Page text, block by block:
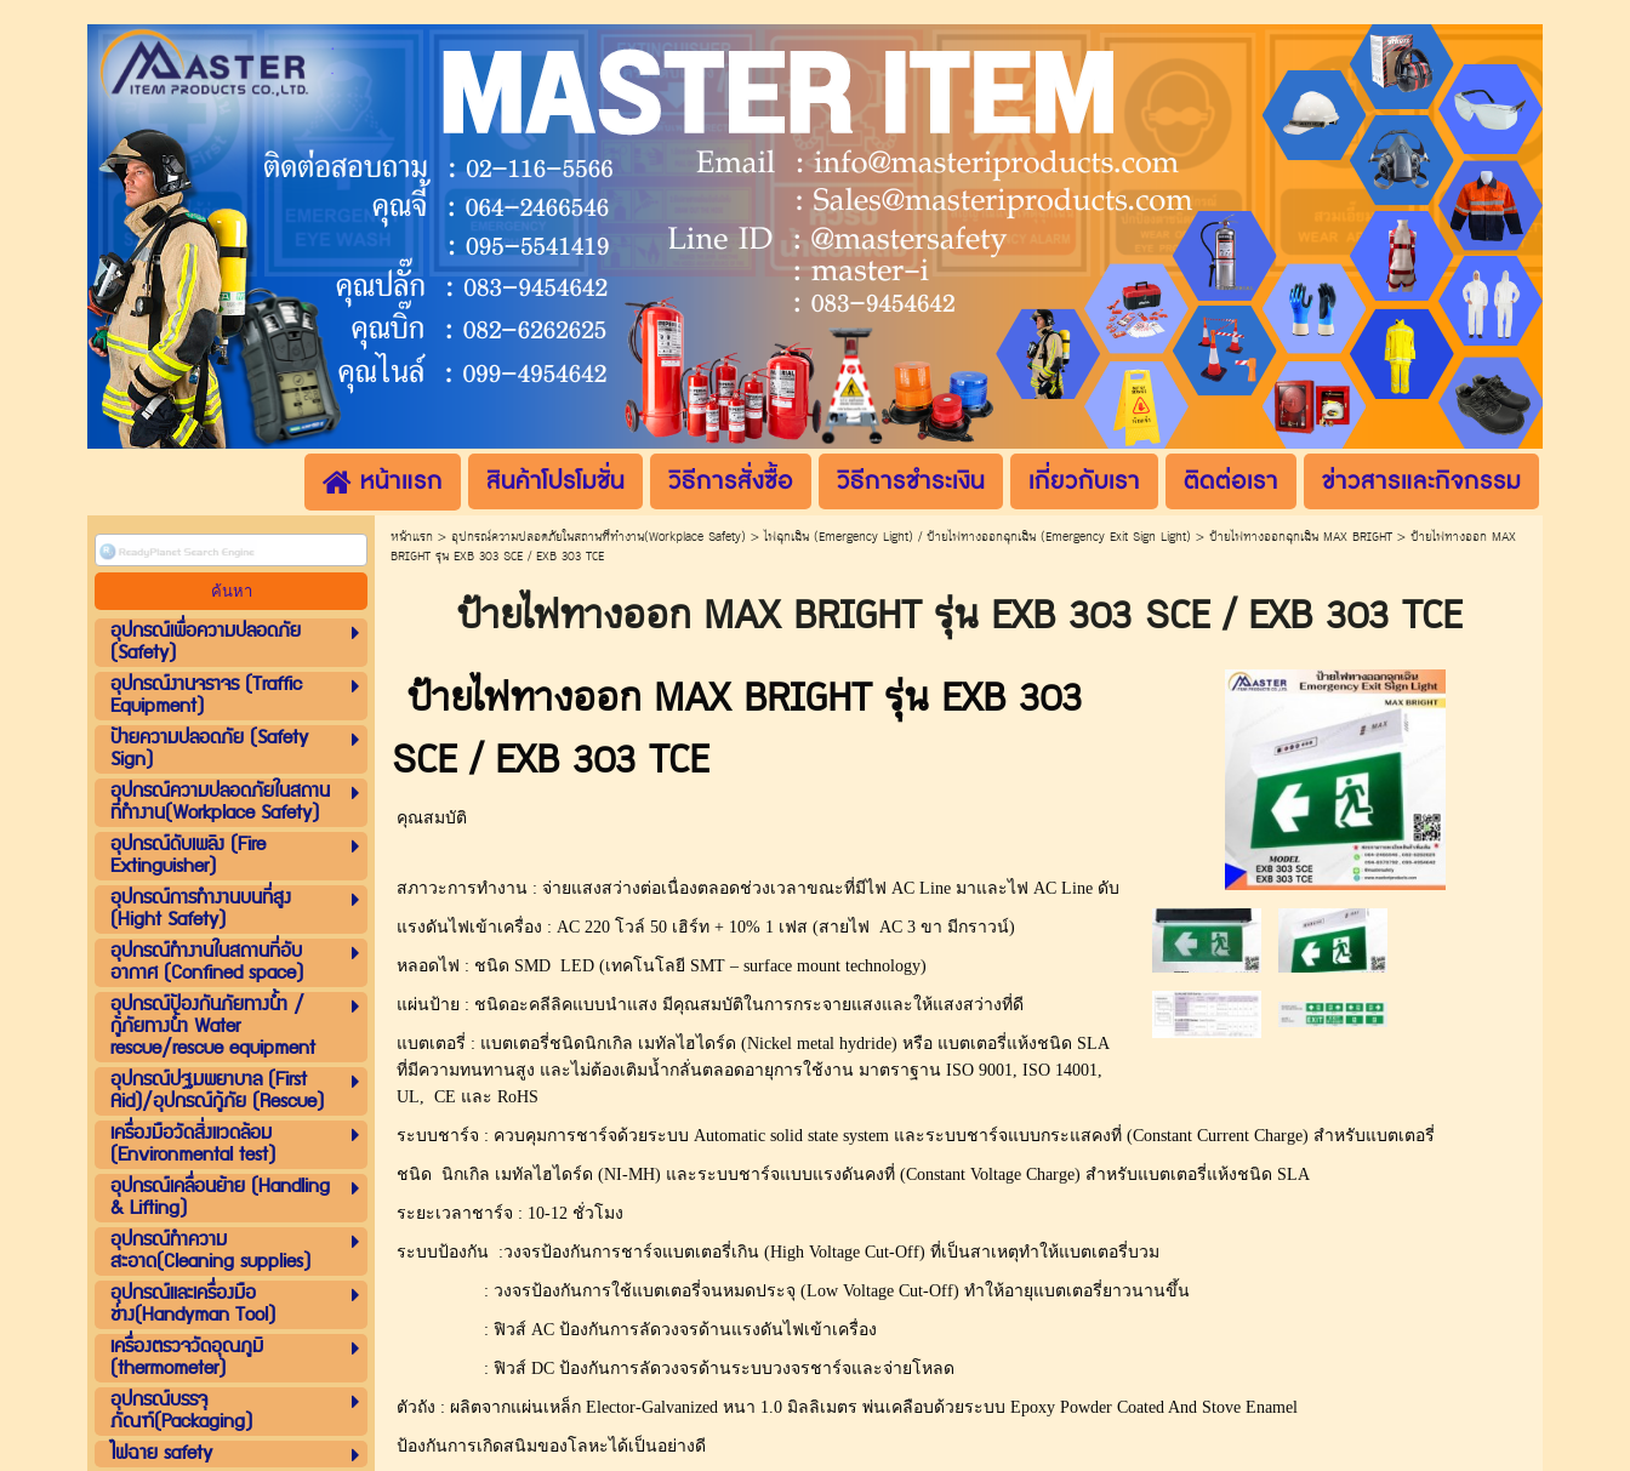
.
.
หน้าแรก สินค้าโปรโมชั่น วิธีการสั่งซื้อ วิธีการชำระเงิน เกี่ยวกับเรา ติดต่อเรา ข่าวสารและกิจกรรม
อุปกรณ์เพื่อความปลอดภัย
(Safety)
อุปกรณ์งานจราจร (Traffic
Equipment)
ป้ายความปลอดภัย (Safety
Sign)
อุปกรณ์ความปลอดภัยในสถาน
ที่ทำงาน(Workplace Safety)
อุปกรณ์ดับเพลิง (Fire
Extinguisher)
อุปกรณ์การทำงานบนที่สูง
(Hight Safety)
อุปกรณ์ทำงานในสถานที่อับ
อากาศ (Confined space)
อุปกรณ์ป้องกันภัยทางน้ำ /
กู้ภัยทางน้ำ Water
rescue/rescue equipment
อุปกรณ์ปฐมพยาบาล (First
Aid)/อุปกรณ์กู้ภัย (Rescue)
เครื่องมือวัดสิ่งแวดล้อม
(Environmental test)
อุปกรณ์เคลื่อนย้าย (Handling
& Lifting)
อุปกรณ์ทำความ
สะอาด(Cleaning supplies)
อุปกรณ์และเครื่องมือ
ช่าง(Handyman Tool)
เครื่องตรวจวัดอุณภูมิ
(thermometer)
อุปกรณ์บรรจุ
ภัณฑ์(Packaging)
ไฟฉาย safety
หน้าแรก> อุปกรณ์ความปลอดภัยในสถานที่ทำงาน(Workplace Safety) >ไฟฉุกเฉิน (Emergency Light) / ป้ายไฟทางออกฉุกเฉิน (Emergency Exit Sign Light) > ป้ายไฟทางออกฉุกเฉิน MAX BRIGHT> ป้ายไฟทางออก MAX
BRIGHT รุ่น EXB 303 SCE / EXB 303 TCE
ป้ายไฟทางออก MAX BRIGHT รุ่น EXB 303 SCE / EXB 303 TCE
ป้ายไฟทางออก MAX BRIGHT รุ่น EXB 303
SCE / EXB 303 TCE
คุณสมบัติ
สภาวะการทำงาน : จ่ายแสงสว่างต่อเนื่องตลอดช่วงเวลาขณะที่มีไฟ AC Line มาและไฟ AC Line ดับ
แรงดันไฟเข้าเครื่อง : AC 220 โวล์ 50 เฮิร์ท + 10% 1 เฟส (สายไฟ AC 3 ขา มีกราวน์)
หลอดไฟ : ชนิด SMD LED (เทคโนโลยี SMT – surface mount technology)
แผ่นป้าย : ชนิดอะคลีลิคแบบนำแสง มีคุณสมบัติในการกระจายแสงและให้แสงสว่างที่ดี
แบตเตอรี่ : แบตเตอรี่ชนิดนิกเกิล เมทัลไฮไดร์ด (Nickel metal hydride) หรือ แบตเตอรี่แห้งชนิด SLA
ที่มีความทนทานสูง และไม่ต้องเติมน้ำกลั่นตลอดอายุการใช้งาน มาตราฐาน ISO 9001, ISO 14001,
UL, CE และ RoHS
ระบบชาร์จ : ควบคุมการชาร์จด้วยระบบ Automatic solid state system และระบบชาร์จแบบกระแสคงที่ (Constant Current Charge) สำหรับแบตเตอรี่
ชนิด นิกเกิล เมทัลไฮไดร์ด (NI-MH) และระบบชาร์จแบบแรงดันคงที่ (Constant Voltage Charge) สำหรับแบตเตอรี่แห้งชนิด SLA
ระยะเวลาชาร์จ : 10-12 ชั่วโมง
ระบบป้องกัน :วงจรป้องกันการชาร์จแบตเตอรี่เกิน (High Voltage Cut-Off) ที่เป็นสาเหตุทำให้แบตเตอรี่บวม
: วงจรป้องกันการใช้แบตเตอรี่จนหมดประจุ (Low Voltage Cut-Off) ทำให้อายุแบตเตอรี่ยาวนานขึ้น
: ฟิวส์ AC ป้องกันการลัดวงจรด้านแรงดันไฟเข้าเครื่อง
: ฟิวส์ DC ป้องกันการลัดวงจรด้านระบบวงจรชาร์จและจ่ายโหลด
ตัวถัง : ผลิตจากแผ่นเหล็ก Elector-Galvanized หนา 1.0 มิลลิเมตร พ่นเคลือบด้วยระบบ Epoxy Powder Coated And Stove Enamel
ป้องกันการเกิดสนิมของโลหะได้เป็นอย่างดี